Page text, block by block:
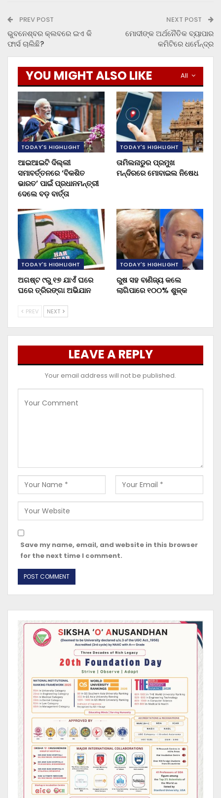
PREV POST
ଭୁବନେଶ୍ବର କ୍ଲବରେ ଇଏ କି
ଫାର୍ସ ଚାଲିଛି?
NEXT POST
ମୋଦୀଙ୍କ ଅର୍ଥନୈତିକ ବ୍ୟାପାର
କମିଟିରେ ଧର୍ମେନ୍ଦ୍ର
All
YOU MIGHT ALSO LIKE
TODAY'S HIGHLIGHT
ଆଇଆଇଟି ଦିଲ୍ଲୀ
ସମାବର୍ତ୍ତନରେ ‘ବିକଶିତ
ଭାରତ’ ପାଇଁ ପ୍ରଧାନମନ୍ତ୍ରୀ
ଦେଲେ ବଡ଼ ବାର୍ତ୍ତା
TODAY'S HIGHLIGHT
ତାମିଲନାଡୁର ପ୍ରମୁଖ
ମନ୍ଦିରରେ ମୋବାଇଲ ନିଷେଧ
TODAY'S HIGHLIGHT
ଅଗଷ୍ଟ ୯ରୁ ୧୭ ଯାଏଁ ଘରେ
ଘରେ ତ୍ରିରଙ୍ଗା ଅଭିଯାନ
TODAY'S HIGHLIGHT
ରୁଷ ସହ ବାଣିଜ୍ୟ କଲେ
ଲାଗିପାରେ ୧୦୦% ଶୁଳ୍କ
PREV NEXT
LEAVE A REPLY
Your email address will not be published.
Save my name, email, and website in this browser
for the next time I comment.